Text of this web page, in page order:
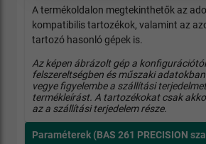
A termékoldalon megtekinthetők az
kompatibilis tartozékok, valamint az
tartozó hasonló gépek is.
Az képen ábrázolt gép a
felszereltségben és műszaki
vegye figyelembe a szállítási
termékleírást. A tartozékokat csak
az a szállítási terjedelem része.
Paraméterek (BAS 261 PRECISION